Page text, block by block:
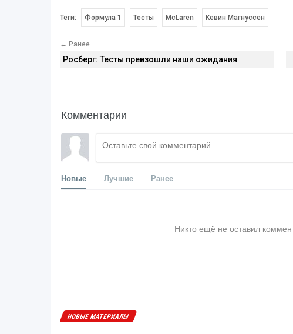
Теги: Формула 1 Тесты McLaren Кевин Магнуссен
← Ранее
Росберг: Тесты превзошли наши ожидания
Комментарии
Новые Лучшие Ранее
Никто ещё не оставил
НОВЫЕ МАТЕРИАЛЫ